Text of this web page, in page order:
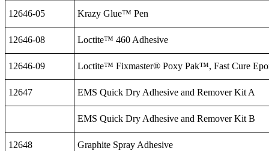
12646-05 Krazy Glue™ Pen
12646-08 Loctite™ 460 Adhesive
12646-09 Loctite™ Fixmaster® Poxy Pak™, Fast Cure
12647 EMS Quick Dry Adhesive and Remover Kit A
EMS Quick Dry Adhesive and Remover Kit B
12648 Graphite Spray Adhesive